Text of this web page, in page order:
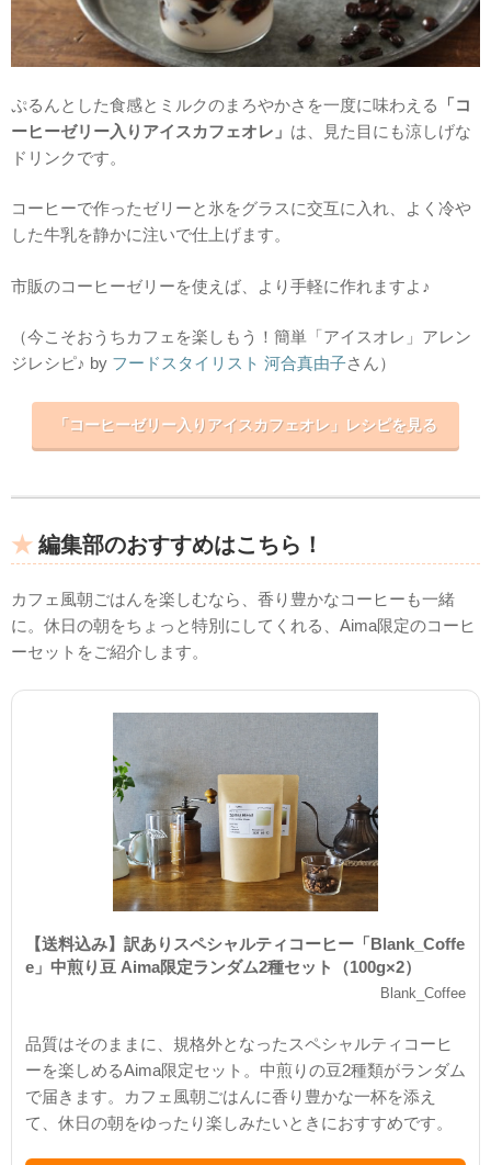
ぷるんとした食感とミルクのまろやかさを一度に味わえる
「コ
ーヒーゼリー入りアイスカフェオレ」 は、見た目にも涼しげな
ドリンクです。
コーヒーで作ったゼリーと氷をグラスに交互に入れ、よく冷や
した牛乳を静かに注いで仕上げます。
市販のコーヒーゼリーを使えば、より手軽に作れますよ♪
（今こそおうちカフェを楽しもう！簡単「アイスオレ」アレン
ジレシピ♪ by フードスタイリスト 河合真由子さん）
「コーヒーゼリー入りアイスカフェオレ」レシピを見る
編集部のおすすめはこちら！
カフェ風朝ごはんを楽しむなら、香り豊かなコーヒーも一緒
に。休日の朝をちょっと特別にしてくれる、Aima限定のコーヒ
ーセットをご紹介します。
【送料込み】訳ありスペシャルティコーヒー「Blank_Coffe
e」中煎り豆 Aima限定ランダム2種セット（100g×2）
Blank_Coffee
品質はそのままに、規格外となったスペシャルティコーヒ
ーを楽しめるAima限定セット。中煎りの豆2種類がランダム
で届きます。カフェ風朝ごはんに香り豊かな一杯を添え
て、休日の朝をゆったり楽しみたいときにおすすめです。